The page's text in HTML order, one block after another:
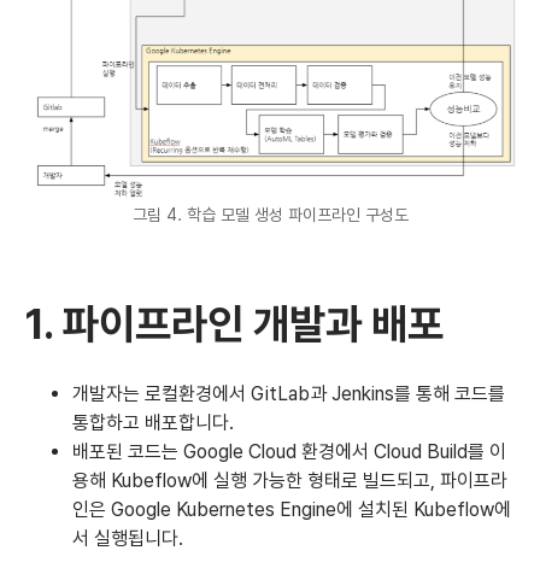
그림 4. 학습 모델 생성 파이프라인 구성도
1. 파이프라인 개발과 배포
개발자는 로컬환경에서 GitLab과 Jenkins를 통해 코드를
통합하고 배포합니다.
배포된 코드는 Google Cloud 환경에서 Cloud Build를 이
용해 Kubeflow에 실행 가능한 형태로 빌드되고, 파이프라
인은 Google Kubernetes Engine에 설치된 Kubeflow에
서 실행됩니다.